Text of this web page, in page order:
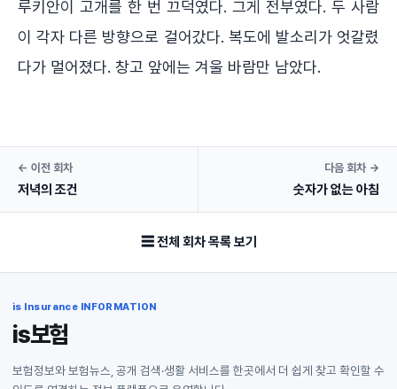
루키안이 고개를 한 번 끄덕였다. 그게 전부였다. 두 사람
이 각자 다른 방향으로 걸어갔다. 복도에 발소리가 엇갈렸
다가 멀어졌다. 창고 앞에는 겨울 바람만 남았다.
← 이전 회차
저녁의 조건
다음 회차 →
숫자가 없는 아침
☰ 전체 회차 목록 보기
is Insurance INFORMATION
is보험
보험정보와 보험뉴스, 공개 검색·생활 서비스를 한곳에서 더 쉽게 찾고 확인할 수